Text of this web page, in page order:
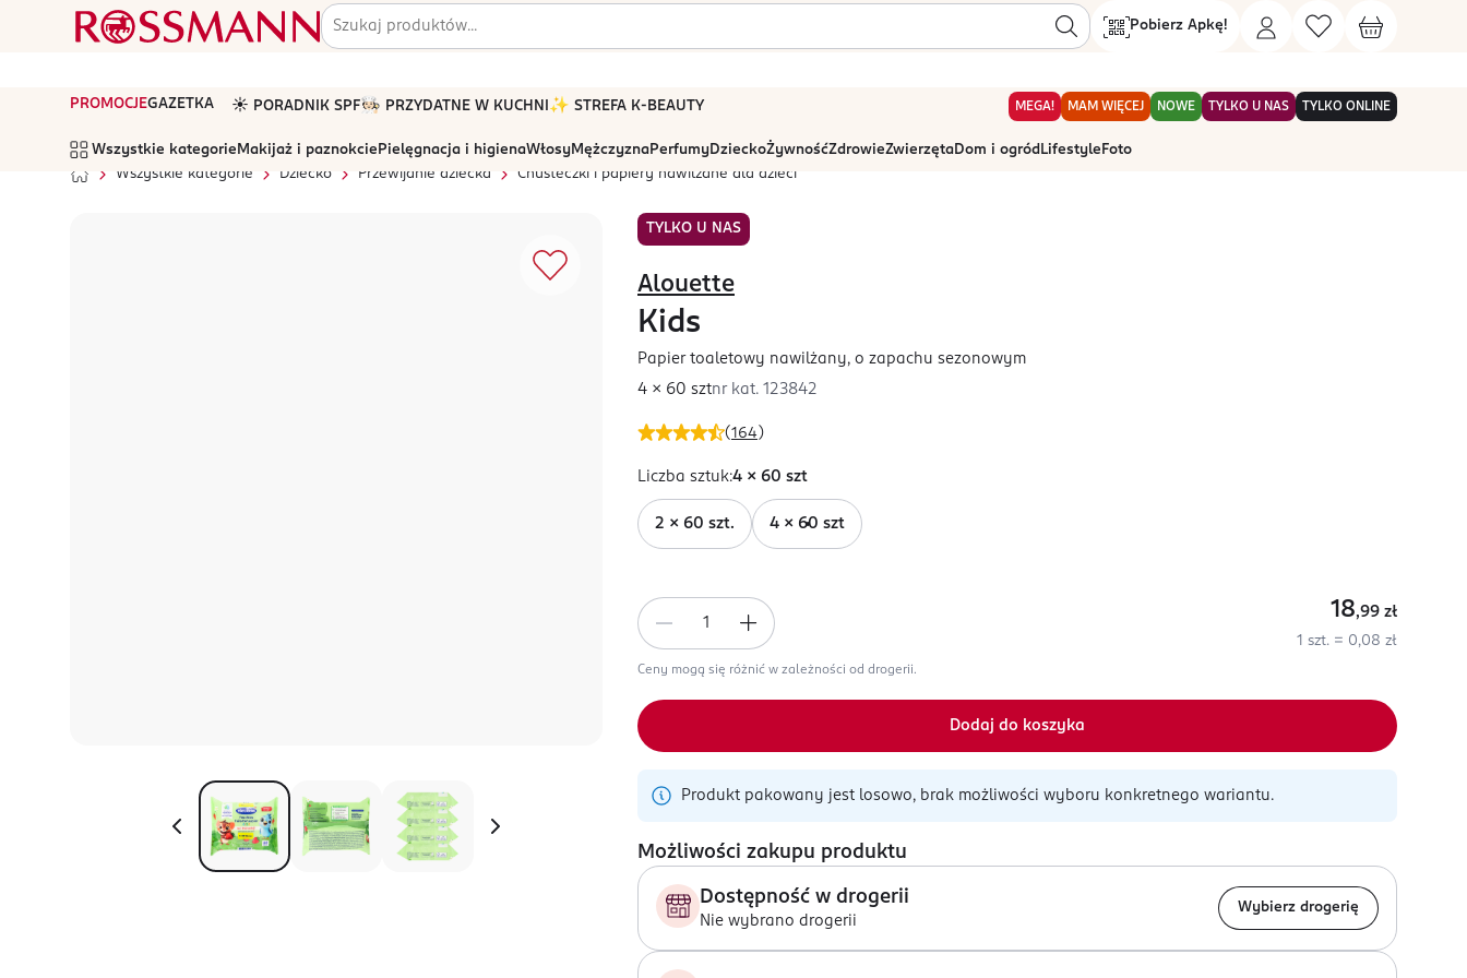
Pobierz Apkę!
PROMOCJEGAZETKA ☀️ PORADNIK SPF🧑🏻‍🍳 PRZYDATNE W KUCHNI ✨ STREFA K-BEAUTY MEGA! MAM WIĘCEJ NOWE TYLKO U NAS TYLKO ONLINE
Wszystkie kategorie Makijaż i paznokcie Pielęgnacja i higienaWłosyMężczyznaPerfumyDzieckoŻywnośćZdrowieZwierzętaDom i ogród Lifestyle Foto
Wszystkie kategorie
Dziecko Przewijanie dziecka Chusteczki i papiery nawilżane dla dzieci
TYLKO U NAS
(164 )
Alouette
Kids
Papier toaletowy nawilżany, o zapachu sezonowym
4 x 60 sztnr kat. 123842
Liczba sztuk:4 x 60 szt
2 x 60 szt. 4 x 60 szt
18,99 zł
1 szt. = 0,08 zł
Ceny mogą się różnić w zależności od drogerii.
Dodaj do koszyka
Produkt pakowany jest losowo, brak możliwości wyboru konkretnego wariantu.
Możliwości zakupu produktu
Dostępność w drogerii
Nie wybrano drogerii
Wybierz drogerię